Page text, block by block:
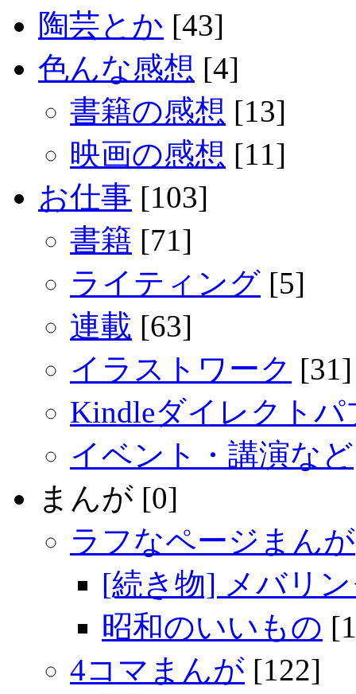
陶芸とか [43]
色んな感想 [4]
書籍の感想 [13]
映画の感想 [11]
お仕事 [103]
書籍 [71]
ライティング [5]
連載 [63]
イラストワーク [31]
Kindleダイレクト
イベント・講演など
まんが [0]
ラフなページまんが
[続き物] メバリ
昭和のいいもの
4コマまんが [122]